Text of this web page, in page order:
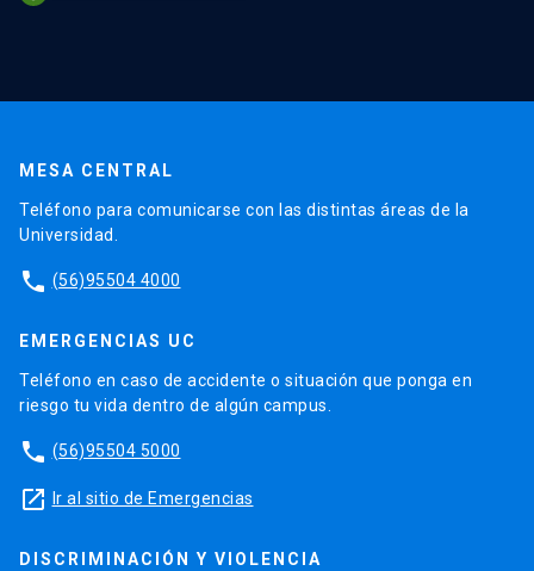
MESA CENTRAL
Teléfono para comunicarse con las distintas áreas de la
Universidad.
phone (56)95504 4000
EMERGENCIAS UC
Teléfono en caso de accidente o situación que ponga en
riesgo tu vida dentro de algún campus.
phone (56)95504 5000
launch Ir al sitio de Emergencias
DISCRIMINACIÓN Y VIOLENCIA